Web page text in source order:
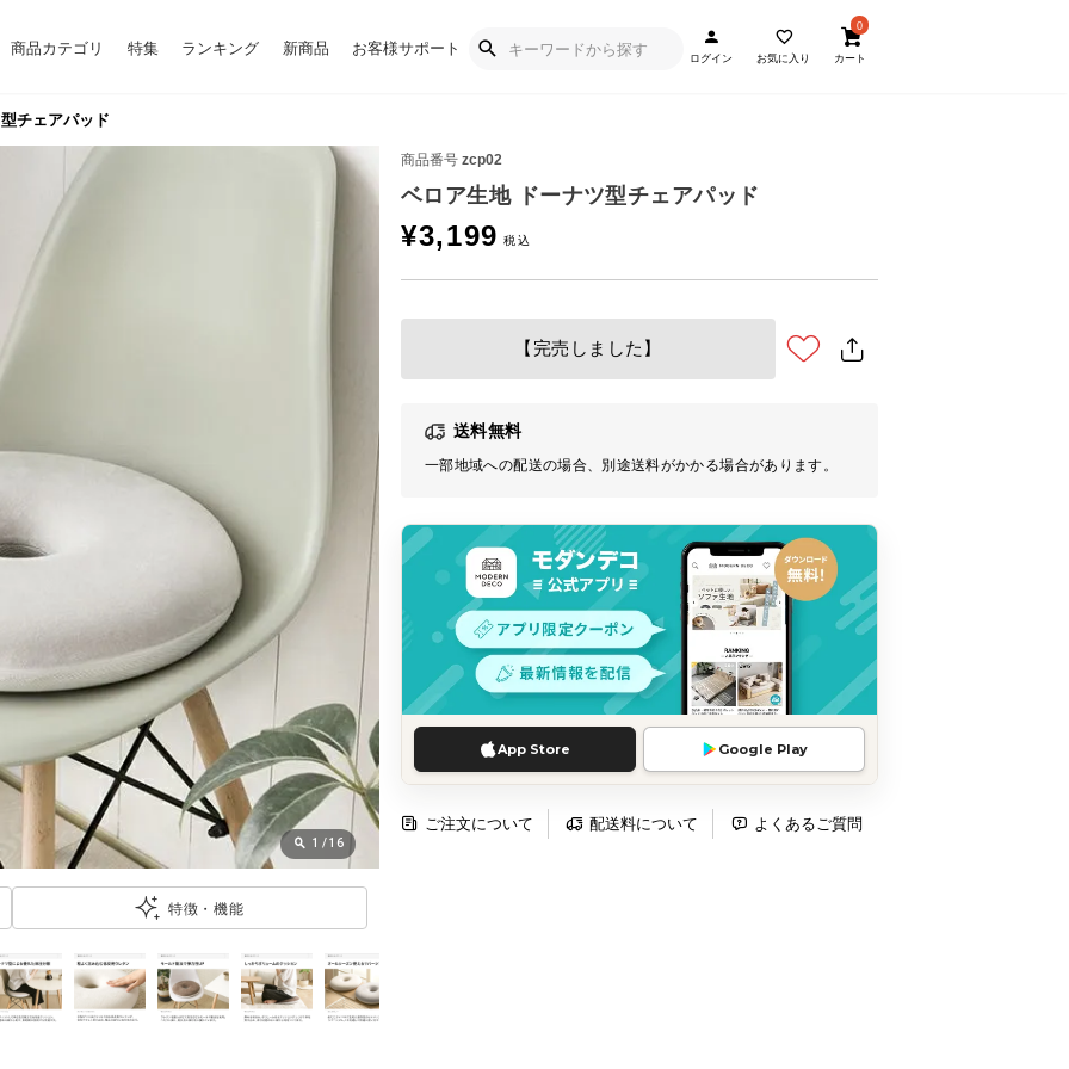
商品カテゴリ 特集 ランキング 新商品 お客様サポート
ログイン お気に入り
0
カート
チェアパッド
商品番号 zcp02
ベロア生地 ドーナツ型チェアパッド
¥3,199
【完売しました】
送料無料
一部地域への配送の場合、別途送料がかかる場合があります。
App Store Google Play
ご注文について 配送料について よくあるご質問
1 /16
特徴・機能